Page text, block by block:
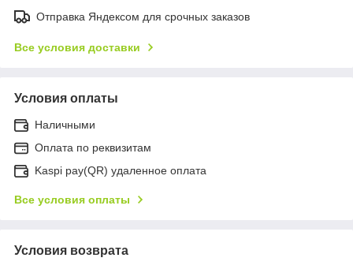
Отправка Яндексом для срочных заказов
Все условия доставки
Условия оплаты
Наличными
Оплата по реквизитам
Kaspi pay(QR) удаленное оплата
Все условия оплаты
Условия возврата